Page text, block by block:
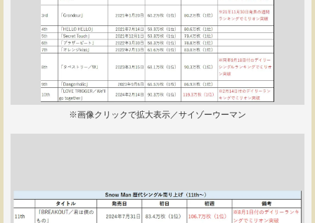
※画像クリックで拡大表示／サイゾーウーマン